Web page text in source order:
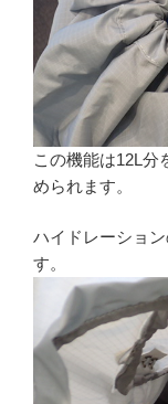
この機能は12L分
められます。
ハイドレーショ
す。